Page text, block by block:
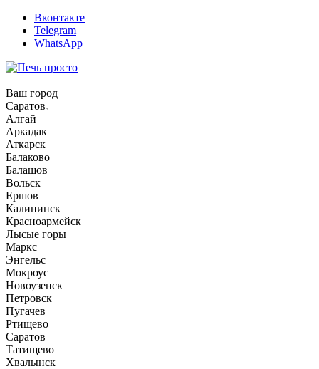
Вконтакте
Telegram
WhatsApp
Ваш город
Саратов
Алгай
Аркадак
Аткарск
Балаково
Балашов
Вольск
Ершов
Калининск
Красноармейск
Лысые горы
Маркс
Энгельс
Мокроус
Новоузенск
Петровск
Пугачев
Ртищево
Саратов
Татищево
Хвалынск